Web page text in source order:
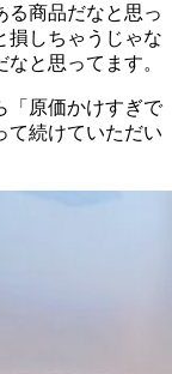
る商品だなと思っ
損しちゃうじゃな
と思ってます。
「原価かけすぎで
続けていただい